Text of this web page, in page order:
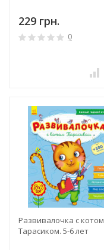
229 грн.
0
Развивалочка с котом
Тарасиком. 5-6 лет